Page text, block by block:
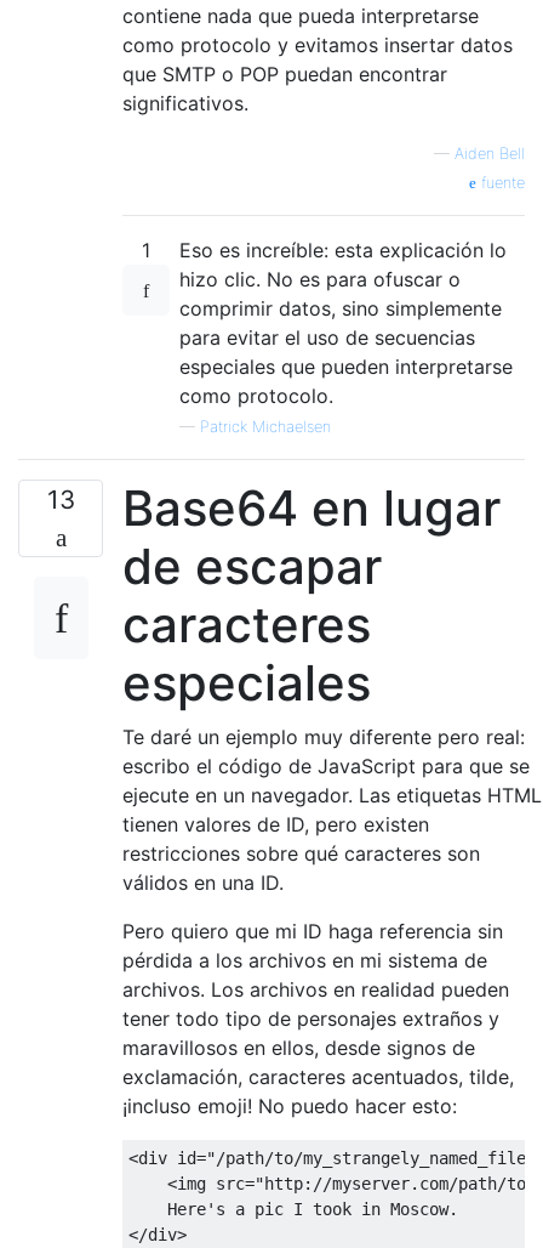
contiene nada que pueda interpretarse
como protocolo y evitamos insertar datos
que SMTP o POP puedan encontrar
significativos.
— Aiden Bell
fuente
1
Eso es increíble: esta explicación lo
hizo clic. No es para ofuscar o
comprimir datos, sino simplemente
para evitar el uso de secuencias
especiales que pueden interpretarse
como protocolo.
— Patrick Michaelsen
13
Base64 en lugar
de escapar
caracteres
especiales
Te daré un ejemplo muy diferente pero real:
escribo el código de JavaScript para que se
ejecute en un navegador. Las etiquetas HTML
tienen valores de ID, pero existen
restricciones sobre qué caracteres son
válidos en una ID.
Pero quiero que mi ID haga referencia sin
pérdida a los archivos en mi sistema de
archivos. Los archivos en realidad pueden
tener todo tipo de personajes extraños y
maravillosos en ellos, desde signos de
exclamación, caracteres acentuados, tilde,
¡incluso emoji! No puedo hacer esto:
<div id="/path/to/
<img src="http://myserver.com/path/
    Here's a pic I took in Moscow.